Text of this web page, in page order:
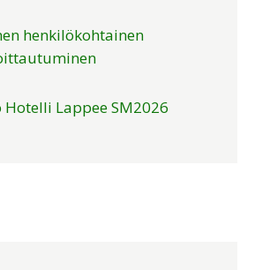
henkilökohtainen
Lappee SM2026